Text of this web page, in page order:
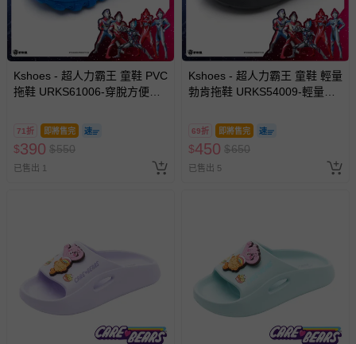
Kshoes - 超人力霸王 童鞋 PVC
拖鞋 URKS61006-穿脫方便室
71折 即將售完
$390 $550
已售出 1
Kshoes - 超人力霸王 童鞋 輕量
勃肯拖鞋 URKS54009-輕量好
69折 即將售完
$450 $650
已售出 5